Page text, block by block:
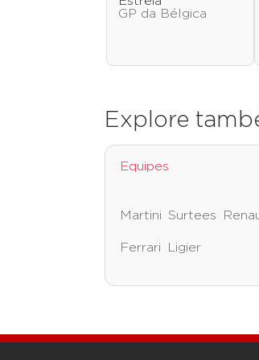
GP da Bélgica
Explore
Equipes
Martini Surtees
Ferrari Ligier